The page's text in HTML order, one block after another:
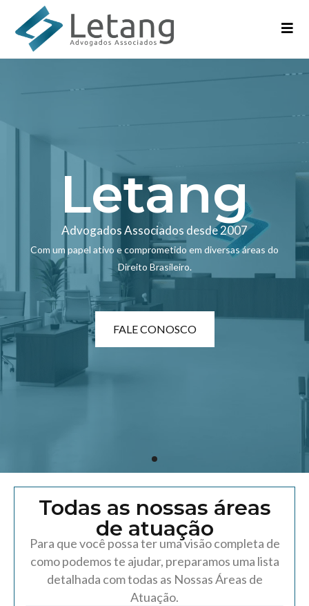
Letang
Advogados Associados desde 2007
Com um papel ativo e comprometido em diversas áreas do
Direito Brasileiro.
FALE CONOSCO
Todas as nossas áreas
de atuação
Para que você possa ter uma visão completa de
como podemos te ajudar, preparamos uma lista
detalhada com todas as Nossas Áreas de
Atuação.